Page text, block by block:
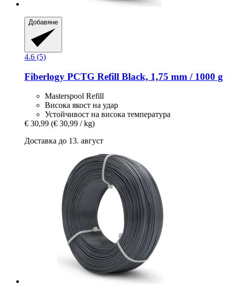
Добавяне
4.6 (5)
Fiberlogy PCTG Refill Black, 1,75 mm / 1000 g
Masterspool Refill
Висока якост на удар
Устойчивост на висока температура
€ 30,99 (€ 30,99 / kg)
Доставка до 13. август